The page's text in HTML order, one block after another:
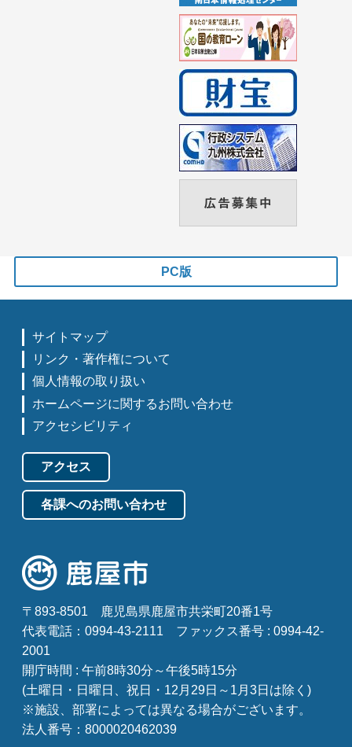
PC版
サイトマップ
リンク・著作権について
個人情報の取り扱い
ホームページに関するお問い合わせ
アクセシビリティ
アクセス
各課へのお問い合わせ
〒893-8501
鹿児島県鹿屋市共栄町20番1号
代表電話：0994-43-2111
ファックス番号 : 0994-42-
2001
開庁時間 : 午前8時30分～午後5時15分
(土曜日・日曜日、祝日・12月29日～1月3日は除く)
※施設、部署によっては異なる場合がございます。
法人番号：8000020462039